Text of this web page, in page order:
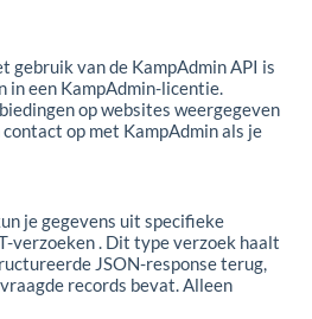
gebruik van de KampAdmin API is
in een KampAdmin-licentie.
op websites weergegeven
op met KampAdmin als je
je gegevens uit specifieke
verzoeken . Dit type verzoek haalt
JSON-response terug,
records bevat. Alleen